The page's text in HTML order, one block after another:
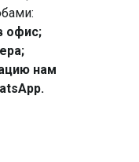
офис;
нам